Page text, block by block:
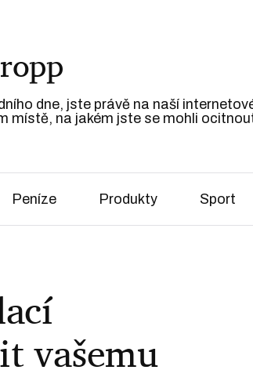
dne, jste právě na naší
místě, na jakém jste se mohli
Peníze Produkty Sport
vašemu